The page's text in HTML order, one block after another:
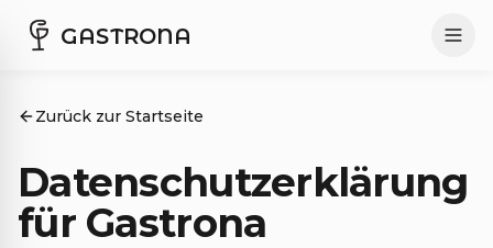
GASTRONA
Zurück zur Startseite
Datenschutzerklärung
für Gastrona